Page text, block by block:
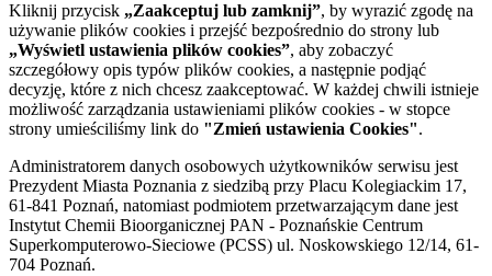
Kliknij przycisk „Zaakceptuj lub zamknij”, by wyrazić zgodę na
używanie plików cookies i przejść bezpośrednio do strony lub
„Wyświetl ustawienia plików cookies”, aby zobaczyć
szczegółowy opis typów plików cookies, a następnie podjąć
decyzję, które z nich chcesz zaakceptować. W każdej chwili istnieje
możliwość zarządzania ustawieniami plików cookies - w stopce
strony umieściliśmy link do "Zmień ustawienia Cookies".
Administratorem danych osobowych użytkowników serwisu jest
Prezydent Miasta Poznania z siedzibą przy Placu Kolegiackim 17,
61-841 Poznań, natomiast podmiotem przetwarzającym dane jest
Instytut Chemii Bioorganicznej PAN - Poznańskie Centrum
Superkomputerowo-Sieciowe (PCSS) ul. Noskowskiego 12/14, 61-
704 Poznań.